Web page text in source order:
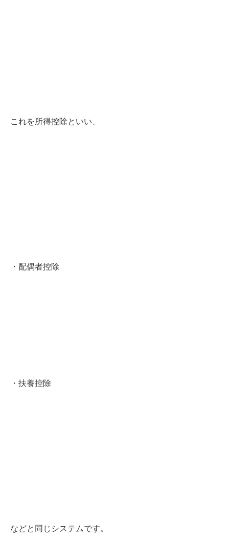
これを所得控除といい、
・配偶者控除
・扶養控除
などと同じシステムです。